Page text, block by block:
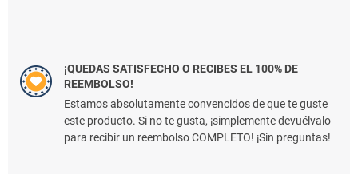
¡QUEDAS SATISFECHO O RECIBES EL 100% DE
REEMBOLSO!
Estamos absolutamente convencidos de que te guste
este producto. Si no te gusta, ¡simplemente devuélvalo
para recibir un reembolso COMPLETO! ¡Sin preguntas!